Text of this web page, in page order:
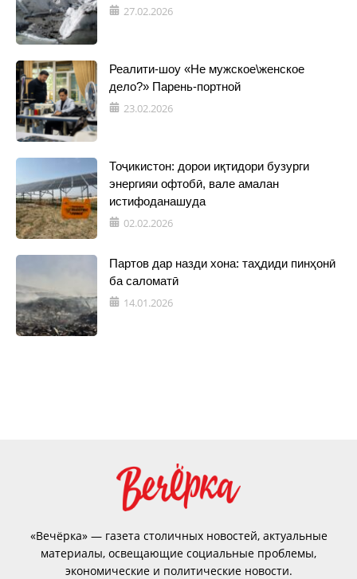
27.02.2026
Реалити-шоу «Не мужское\женское
дело?» Парень-портной
23.02.2026
Тоҷикистон: дорои иқтидори бузурги
энергияи офтобӣ, вале амалан
истифоданашуда
02.02.2026
Партов дар назди хона: таҳдиди пинҳонӣ
ба саломатӣ
14.01.2026
«Вечёрка» — газета столичных новостей, актуальные
материалы, освещающие социальные проблемы,
экономические и политические новости.